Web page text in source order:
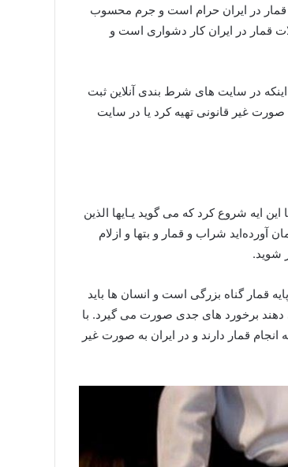
قمار در ایران حرام است و جرم محسوب
قمار در ایران کار دشواری است و
اینکه در سایت های شرط بندی آنلاین ثبت
صورت غیر قانونی تهیه کرد یا در سایت
ایه شروع کرد که می گوید یـایها الذین
آورده‌اید شراب و قمار و بتها و ازلام
شوید.
قمار گناه بزرگی است و انسان ها باید
دهند برخورد های جدی صورت می گیرد. با
انجام قمار دارند و در ایران به صورت غیر